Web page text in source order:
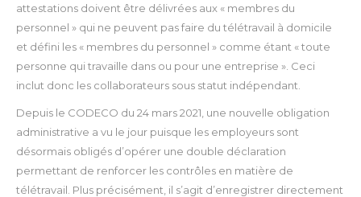
attestations doivent être délivrées aux « membres du
personnel » qui ne peuvent pas faire du télétravail à domicile
et défini les « membres du personnel » comme étant « toute
personne qui travaille dans ou pour une entreprise ». Ceci
inclut donc les collaborateurs sous statut indépendant.
Depuis le CODECO du 24 mars 2021, une nouvelle obligation
administrative a vu le jour puisque les employeurs sont
désormais obligés d’opérer une double déclaration
permettant de renforcer les contrôles en matière de
télétravail. Plus précisément, il s’agit d’enregistrer directement